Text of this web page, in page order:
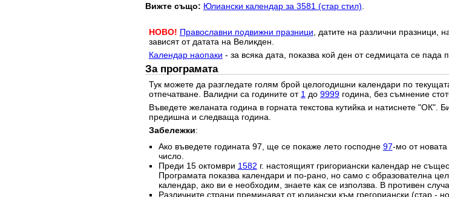
Вижте също: Юлиански календар за 3581 (стар стил)
НОВО! Православни подвижни празници , датите на различни празници,
зависят от датата на Великден.
Календар наопаки - за всяка дата, показва кой ден от седмицата се пада
За програмата
Тук можете да разгледате голям брой целогодишни календари по
отпечатване. Валидни са годините от 1до 9999година, без съмнение
Въведете желаната година в горната текстова кутийка и натиснете "ОК".
предишна и следваща година.
Забележки:
Ако въведете годината 97, ще се покаже лето господне 97-мо от
число.
Преди 15 октомври 1582 г. настоящият григориански календар не
Програмата показва календари и по-рано, но само с образователна
календар, ако ви е необходим, знаете как се използва. В противен
Различните страни преминават от юлиански към грегориански (стар -